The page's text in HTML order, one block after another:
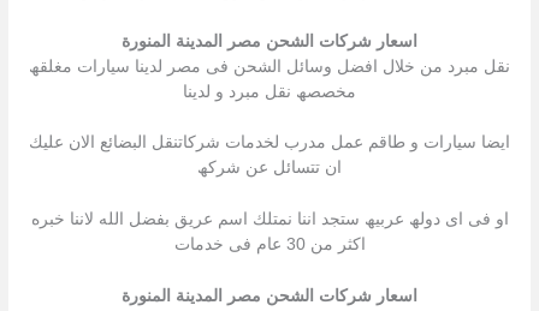
اسعار شركات الشحن مصر المدينة المنورة
نقل مبرد من خلال افضل وسائل الشحن فى مصر لدینا سیارات مغلقھ
مخصصھ نقل مبرد و لدینا
ایضا سیارات و طاقم عمل مدرب لخدمات شركاتنقل البضائع الان علیك
ان تتسائل عن شركھ
او فى اى دولھ عربیھ ستجد اننا نمتلك اسم عریق بفضل الله لاننا خبره
اكثر من 30 عام فى خدمات
اسعار شركات الشحن مصر المدينة المنورة